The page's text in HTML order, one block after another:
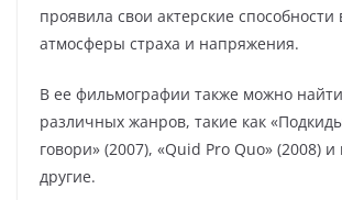
проявила свои актерские способности
атмосферы страха и напряжения.
В ее фильмографии также можно
различных жанров, такие как
говори» (2007), «Quid Pro Quo» (2008) и
другие.